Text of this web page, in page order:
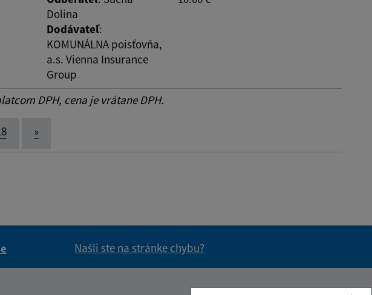
Dolina
Dodávateľ:
KOMUNÁLNA poisťovňa,
a.s. Vienna Insurance
Group
DPH, cena je vrátane DPH.
»
Našli ste na stránke chybu?